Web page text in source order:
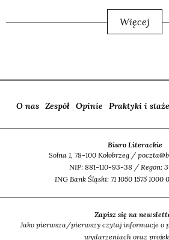
Więcej
O nas Zespół Opinie Praktyki i staże
Biuro Literackie
Solna 1, 78-100 Kołobrzeg /
NIP: 881-110-93-38 / Regon:
ING Bank Śląski: 71 1050 1575 1000
Zapisz się na
Jako pierwsza/pierwszy czytaj informacje o
wydarzeniach oraz